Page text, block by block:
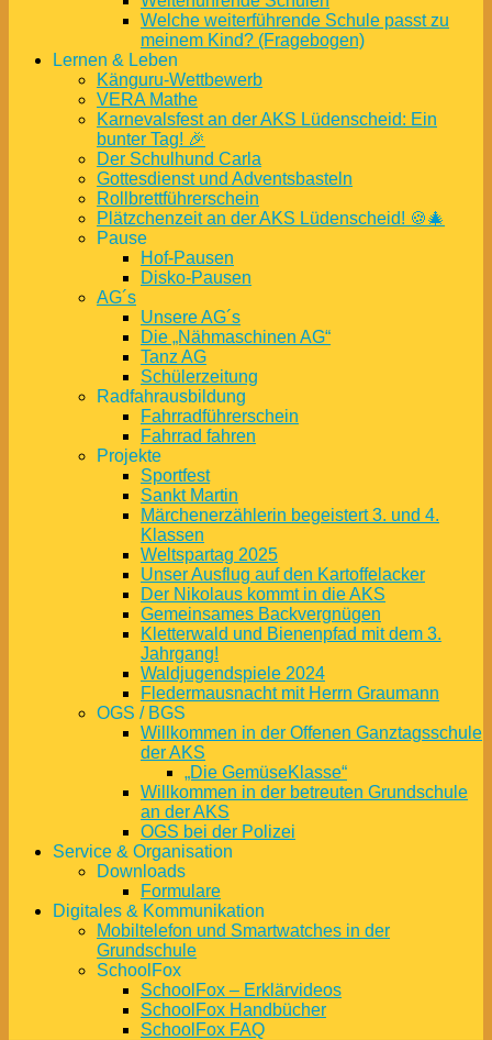
Welche weiterführende Schule passt zu
meinem Kind? (Fragebogen)
Lernen & Leben
Känguru-Wettbewerb
VERA Mathe
Karnevalsfest an der AKS Lüdenscheid: Ein
bunter Tag! 🎉
Der Schulhund Carla
Gottesdienst und Adventsbasteln
Rollbrettführerschein
Plätzchenzeit an der AKS Lüdenscheid! 🍪🎄
Pause
Hof-Pausen
Disko-Pausen
AG´s
Unsere AG´s
Die „Nähmaschinen AG“
Tanz AG
Schülerzeitung
Radfahrausbildung
Fahrradführerschein
Fahrrad fahren
Projekte
Sportfest
Sankt Martin
Märchenerzählerin begeistert 3. und 4.
Klassen
Weltspartag 2025
Unser Ausflug auf den Kartoffelacker
Der Nikolaus kommt in die AKS
Gemeinsames Backvergnügen
Kletterwald und Bienenpfad mit dem 3.
Jahrgang!
Waldjugendspiele 2024
Fledermausnacht mit Herrn Graumann
OGS / BGS
Willkommen in der Offenen Ganztagsschule
der AKS
„Die GemüseKlasse“
Willkommen in der betreuten Grundschule
an der AKS
OGS bei der Polizei
Service & Organisation
Downloads
Formulare
Digitales & Kommunikation
Mobiltelefon und Smartwatches in der
Grundschule
SchoolFox
SchoolFox – Erklärvideos
SchoolFox Handbücher
SchoolFox FAQ